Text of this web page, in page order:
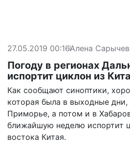
27.05.2019 00:16Алена
Погоду в регионах
испортит циклон из
Как сообщают синоптики,
которая была в выходные дни,
Приморье, а потом и в
ближайшую неделю испортит
востока Китая.